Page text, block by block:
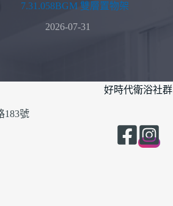
7.31.058BGM 雙層置物架
2026-07-31
183號
好時代衛浴社群